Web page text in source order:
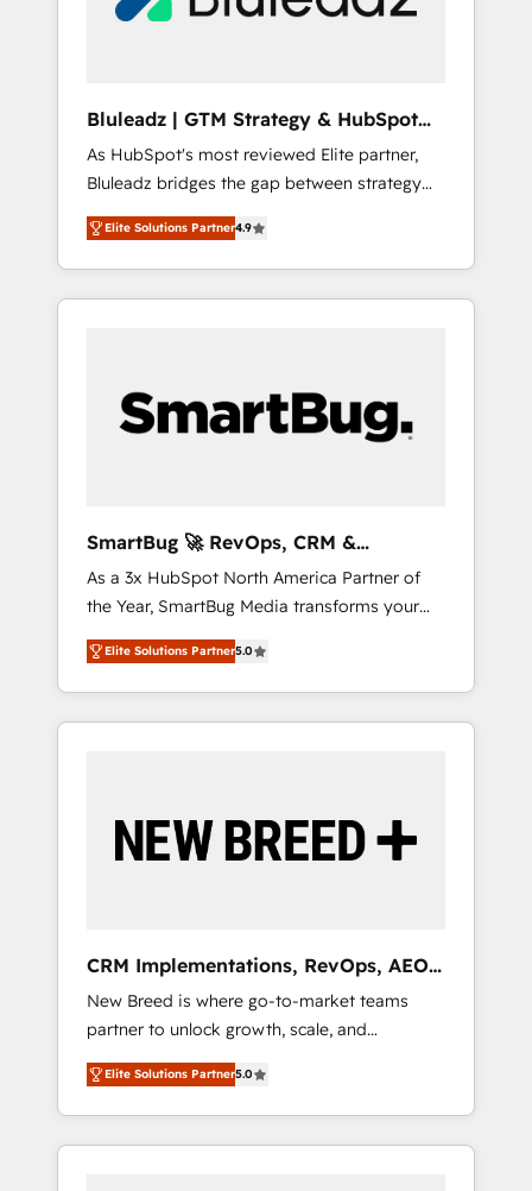
ータと業務プロセスのサイロ化を、CRMを軸と
ら、GTMの見える化・自動化まで。全Hub統合
運用、データ品質設計、グループ横断のCRM統
合に対応します。 2️⃣ AIエージェント組織構築
営業・マーケティング業務の一部をAIが自律実
行する組織への移行を設計・実装。Breeze・
Claude等をHubSpotと連携させ、役割定義・運
用ルール・成果指標まで含めて設計します。 3️⃣
PMOとして主導。「設定の代行ではなく、設計
の責任」を引き受け、部門横断の統合・浸透・
Hubで一体提供。 ▸ 既存CRM・MAからの移行
支援：Salesforce・Marketo・Pardot等からの
移行、カスタム設計、履歴データ移行と活用設
計まで。 ▸ AEO対応：ChatGPT・Perplexity等
のAI検索からの流入・引用を前提にコンテンツ
HubSpotアワード受賞・HUGリーダー ✓
AI活用に関するご相談、現状整理の壁打ちな
ど、構想段階からお気軽にお問い合わせくださ
Bluleadz | GTM Strategy & HubSpot
Implementation
As HubSpot's most reviewed Elite partner,
Bluleadz bridges the gap between strategy
and execution. We don't just "set up tools" —
we install the GTM Operating System (GTM
OS) to align your leadership and engineer a
portal that drives predictable revenue
and Story to stop "accelerating a mess." ⚙️
Elite Engineering & AI Scalable Architecture:
agents, and high-integrity migrations for total
reporting clarity. Security & Compliance: SOC
2 Type I and HIPAA attested for enterprise-
grade data security. 🏆 Why Bluleadz? GTM
OS Partner | 16+ Years Experience | 1,000+
Five-Star Reviews
Elite Solutions Partner4.9
SmartBug 🚀 RevOps, CRM &
Integration Experts
As a 3x HubSpot North America Partner of
the Year, SmartBug Media transforms your
customer lifecycle into a revenue engine. Our
unified ecosystem includes specialized
divisions Globalia (AI & Software) and Point
Success Media (Paid Media), making this the
by Globalia’s technical development team. -
19 HubSpot-certified trainers to drive
deployment of Breeze AI and custom agents
to automate growth. 🏆 Elite Excellence - 8
platform accreditations and deep HIPAA-
compliance expertise. - A team of 250+
experts dedicated to your resilient growth.
Elite Solutions Partner5.0
CRM Implementations, RevOps, AEO
+ Web, Demand Gen
New Breed is where go-to-market teams
partner to unlock growth, scale, and
transformation. We help companies activate
HubSpot’s AI-powered customer platform
and operationalize HubSpot’s Loop
Marketing framework through expert-led
Elite Solutions Partner5.0